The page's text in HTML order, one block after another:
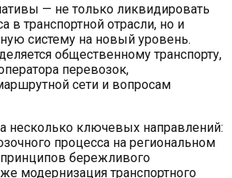
— не только ликвидировать
в транспортной отрасли, но и
систему на новый уровень.
общественному транспорту,
перевозок,
сети и вопросам
несколько ключевых направлений:
процесса на региональном
бережливого
модернизация транспортного